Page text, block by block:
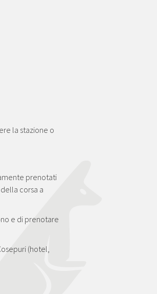
la stazione o
prenotati
corsa a
e di prenotare
(hotel,